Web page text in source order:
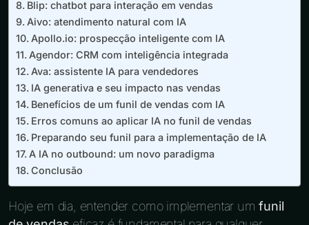
Blip: chatbot para interação em vendas
Aivo: atendimento natural com IA
Apollo.io: prospecção inteligente com IA
Agendor: CRM com inteligência integrada
Ava: assistente IA para vendedores
IA generativa e seu impacto nas vendas
Benefícios de um funil de vendas com IA
Erros comuns ao aplicar IA no funil de vendas
Preparando seu funil para a implementação de IA
A IA no outbound: um novo paradigma
Conclusão
Hoje em dia, entender como implementar umfunil